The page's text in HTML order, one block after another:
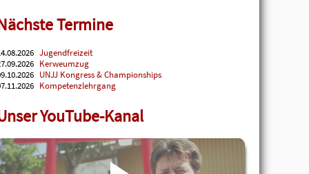
Termine
Jugendfreizeit
Kerweumzug
UNJJ Kongress & Championships
Kompetenzlehrgang
YouTube-Kanal